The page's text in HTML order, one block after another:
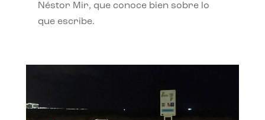
Néstor Mir, que conoce bien sobre lo
que escribe.